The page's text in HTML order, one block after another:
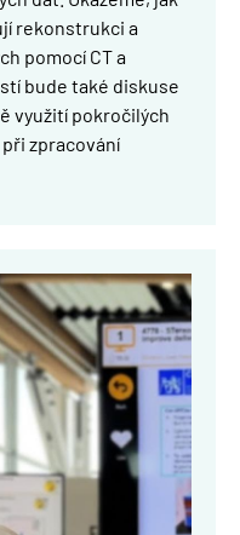
rekonstrukci a
pomocí CT a
bude také diskuse
využití pokročilých
zpracování